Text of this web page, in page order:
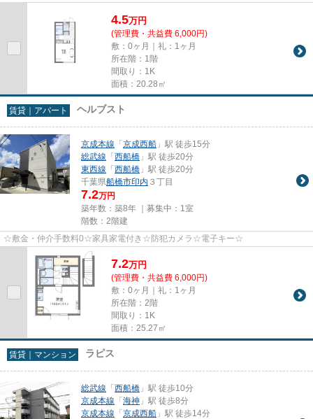
4.5万円
(管理費・共益費 6,000円)
敷：0ヶ月｜礼：1ヶ月
所在階：1階
間取り：1K
面積：20.28㎡
賃貸｜アパート ヘルブスト
京成本線 「 京成西船 」駅 徒歩15分
総武線 「 西船橋 」駅 徒歩20分
東西線 「 西船橋 」駅 徒歩20分
千葉県船橋市印内 ３丁目
7.2万円
築年数：築8年 ｜募集中： 1室
階数：2階建
☆敷金・仲介手数料0☆家具家電付き☆防犯カメラ☆電子キー☆
7.2万円
(管理費・共益費 6,000円)
敷：0ヶ月｜礼：1ヶ月
所在階：2階
間取り：1K
面積：25.27㎡
賃貸｜マンション ラピス
総武線 「 西船橋 」駅 徒歩10分
京成本線 「 海神 」駅 徒歩8分
京成本線 「 京成西船 」駅 徒歩14分